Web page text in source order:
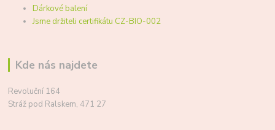
Dárkové balení
Jsme držiteli certifikátu CZ-BIO-002
Kde nás najdete
Revoluční 164
Stráž pod Ralskem, 471 27